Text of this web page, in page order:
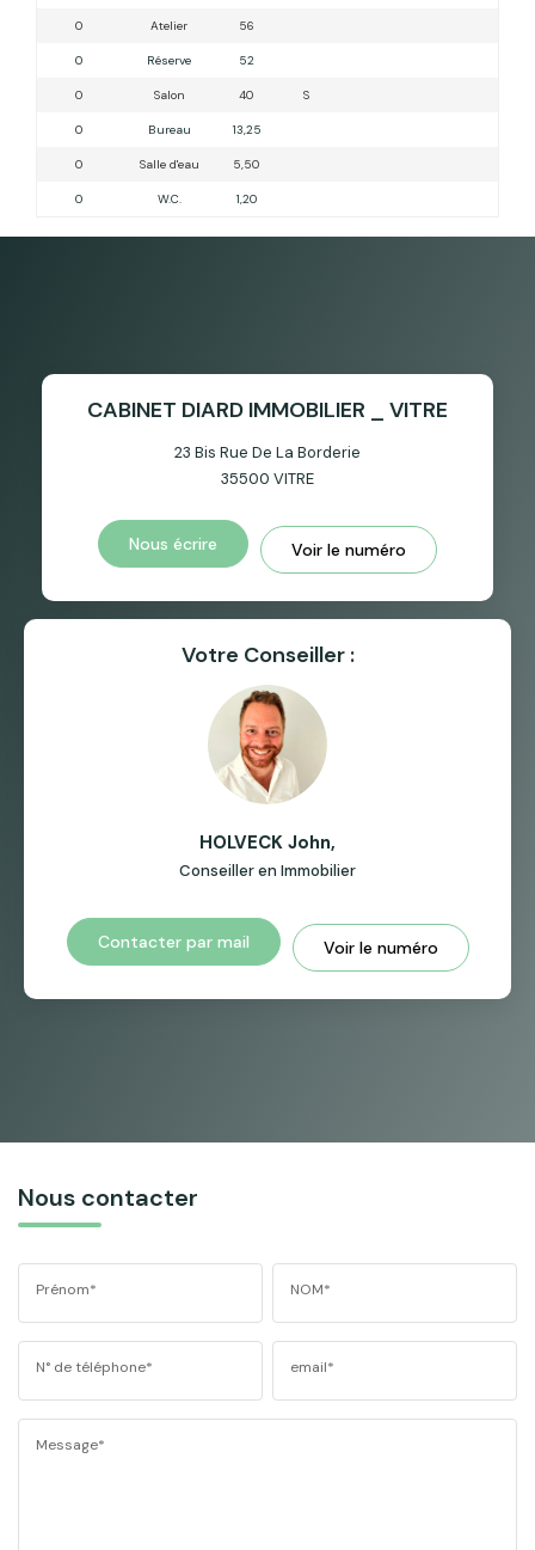
0 Atelier 56
0 Réserve 52
0 Salon 40 S
0 Bureau 13,25
0 Salle d'eau 5,50
0 W.C. 1,20
CABINET DIARD IMMOBILIER _ VITRE
23 Bis Rue De La Borderie
35500 VITRE
Nous écrire Voir le numéro
Votre Conseiller :
HOLVECK John,
Conseiller en Immobilier
Contacter par mail Voir le numéro
Nous contacter
Prénom* NOM*
N° de téléphone* email*
Message*